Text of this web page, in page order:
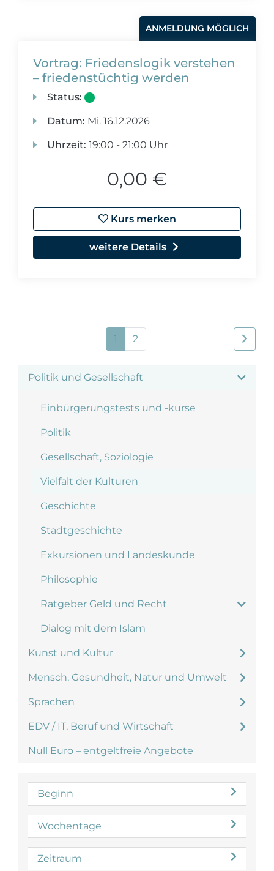
Politik und Gesellschaft
Einbürgerungstests und -kurse
Politik
Gesellschaft, Soziologie
Vielfalt der Kulturen
Geschichte
Stadtgeschichte
Exkursionen und Landeskunde
Philosophie
Ratgeber Geld und Recht
Dialog mit dem Islam
Kunst und Kultur
Mensch, Gesundheit, Natur und Umwelt
Sprachen
EDV / IT, Beruf und Wirtschaft
Null Euro – entgeltfreie Angebote
Beginn
Wochentage
Zeitraum
ANMELDUNG MÖGLICH
Vortrag: Friedenslogik verstehen
– friedenstüchtig werden
Status:
Datum: Mi. 16.12.2026
Uhrzeit: 19:00 - 21:00 Uhr
0,00 €
Kurs merken
weitere Details
1 2